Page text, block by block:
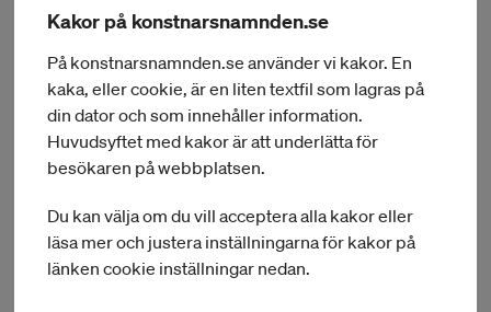
Project Commandoproducerat fem korta filmer som tar upp
dansmusiken. Till hjälp har vi musikjournalisten Ika
Johanneson som intervjuar både svenska och utländska DJs,
skivbolag, beslutsfattare, arrangörer och agenter inom
genren.
Spot-on: Dansmusikens utmaningar hos
Export Music Sweden(Öppnas i ett nytt fönster)
Kakor på konstnarsnamnden.se
På konstnarsnamnden.se använder vi kakor. En
kaka, eller cookie, är en liten textfil som lagras på
din dator och som innehåller information.
Huvudsyftet med kakor är att underlätta för
besökaren på webbplatsen.
Du kan välja om du vill acceptera alla kakor eller
läsa mer och justera inställningarna för kakor på
länken cookie inställningar nedan.